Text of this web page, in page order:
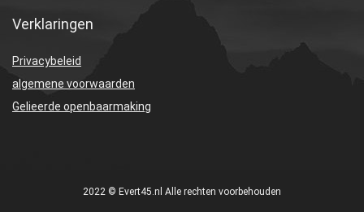
Verklaringen
Privacybeleid
algemene voorwaarden
Gelieerde openbaarmaking
2022 © Evert45.nl Alle rechten voorbehouden